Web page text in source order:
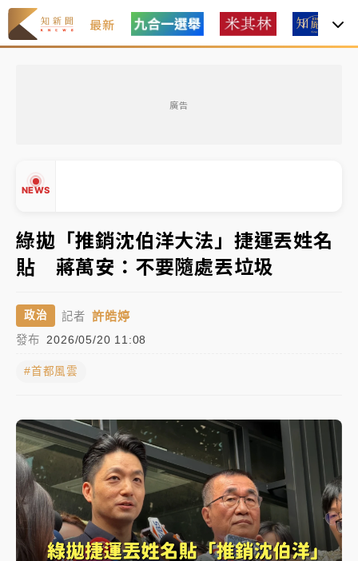
最新
廣告
NEWS
有片｜
連根拔起
中颱白海豚風雨來了！中部以北防豪雨 今晚、明天影
響最劇烈
白海豚逼近！北市水門只出不進 未移置車輛最高罰
油價持續凍漲！ 中油宣布下周一汽柴油價格維持不變
有片｜ 白海豚暴風圈逼近！新北淡水赫見龍捲風 榕樹
連根拔起
中颱白海豚風雨來了！中部以北防豪雨 今晚、明天影
響最劇烈
白海豚逼近！北市水門只出不進 未移置車輛最高罰
4800＋拖吊費
▲
綠拋「推銷沈伯洋大法」捷運丟姓名
貼 蔣萬安：不要隨處丟垃圾
政治 記者 許皓婷
發布 2026/05/20 11:08
#首都風雲